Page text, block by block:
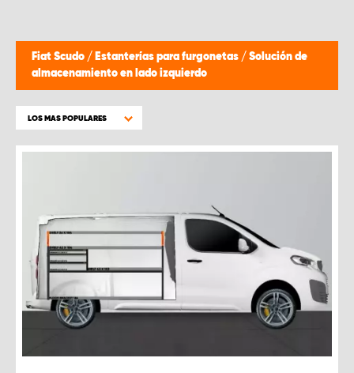
Fiat Scudo / Estanterías para furgonetas / Solución de
almacenamiento en lado izquierdo
LOS MAS POPULARES